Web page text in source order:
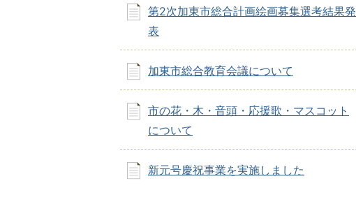
第2次加東市総合計画絵画募集選考結果発
表
加東市総合教育会議について
市の花・木・音頭・応援歌・マスコット
について
新元号慶祝事業を実施しました